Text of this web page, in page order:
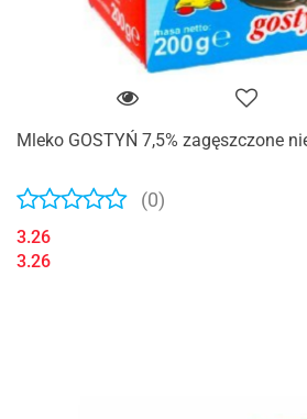
Mleko GOSTYŃ 7,5% zagęszczone
(0)
3.26
3.26